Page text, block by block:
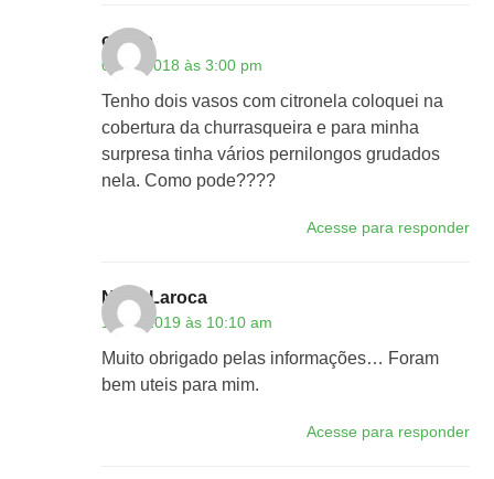
ovidio
03/11/2018 às 3:00 pm
Tenho dois vasos com citronela coloquei na
cobertura da churrasqueira e para minha
surpresa tinha vários pernilongos grudados
nela. Como pode????
Acesse para responder
Natal Laroca
10/06/2019 às 10:10 am
Muito obrigado pelas informações… Foram
bem uteis para mim.
Acesse para responder